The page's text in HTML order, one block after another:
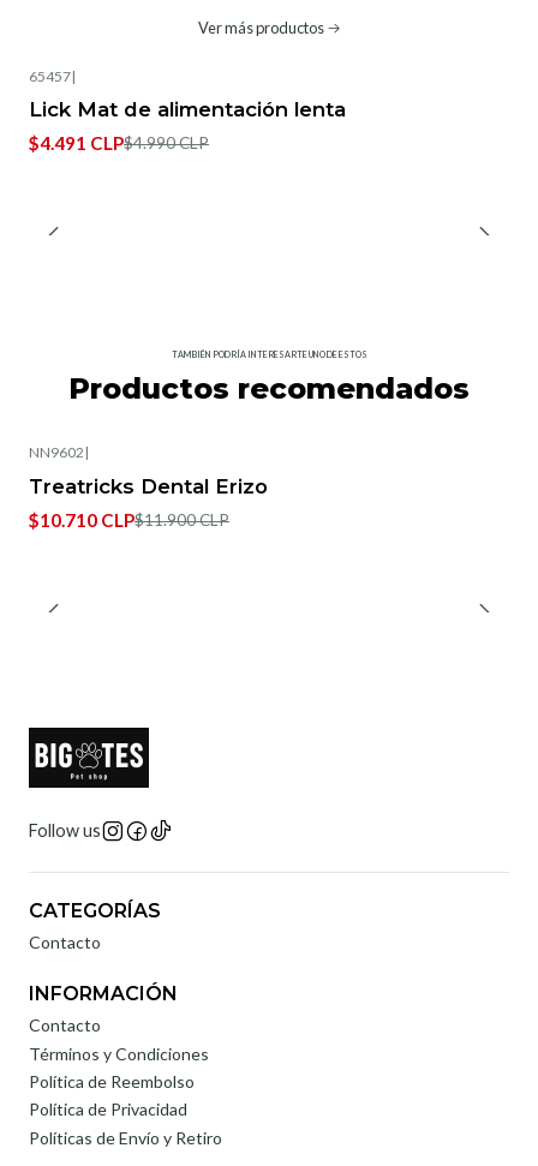
Ver más productos
65457|
Lick Mat de alimentación lenta
$4.491 CLP$4.990 CLP
TAMBIÉN PODRÍA INTERESARTE UNO DE ESTOS
Productos recomendados
NN9602 |
Treatricks Dental Erizo
$10.710 CLP$11.900 CLP
Follow us
CATEGORÍAS
Contacto
INFORMACIÓN
Contacto
Términos y Condiciones
Política de Reembolso
Política de Privacidad
Políticas de Envío y Retiro